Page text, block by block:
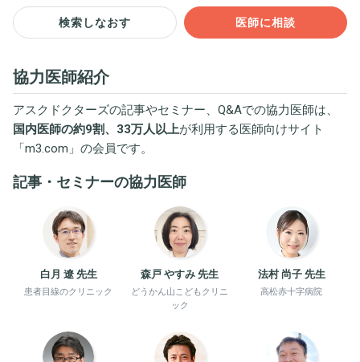
検索しなおす 医師に相談
協力医師紹介
アスクドクターズの記事やセミナー、Q&Aでの協力医師は、
国内医師の約9割、33万人以上が利用する医師向けサイト
「m3.com 」の会員です。
記事・セミナーの協力医師
白月 遼 先生
患者目線のクリニック
森戸 やすみ 先生
どうかん山こどもクリニ
ック
法村 尚子 先生
高松赤十字病院